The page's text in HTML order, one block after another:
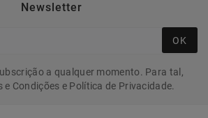
Newsletter
OK
a qualquer momento. Para tal,
e Condições e Política de Privacidade.